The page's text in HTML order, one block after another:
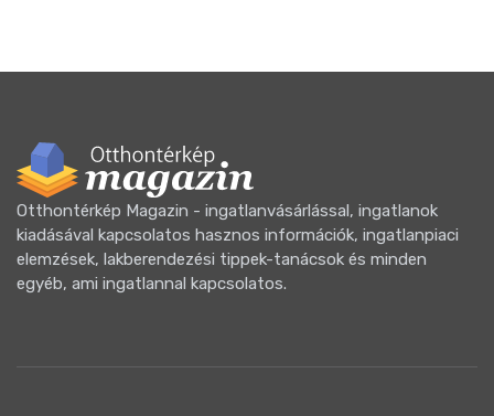
Otthontérkép Magazin - ingatlanvásárlással, ingatlanok
kiadásával kapcsolatos hasznos információk, ingatlanpiaci
elemzések, lakberendezési tippek-tanácsok és minden
egyéb, ami ingatlannal kapcsolatos.